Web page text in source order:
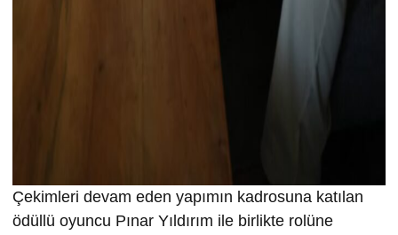
Çekimleri devam eden yapımın kadrosuna katılan
ödüllü oyuncu Pınar Yıldırım ile birlikte rolüne